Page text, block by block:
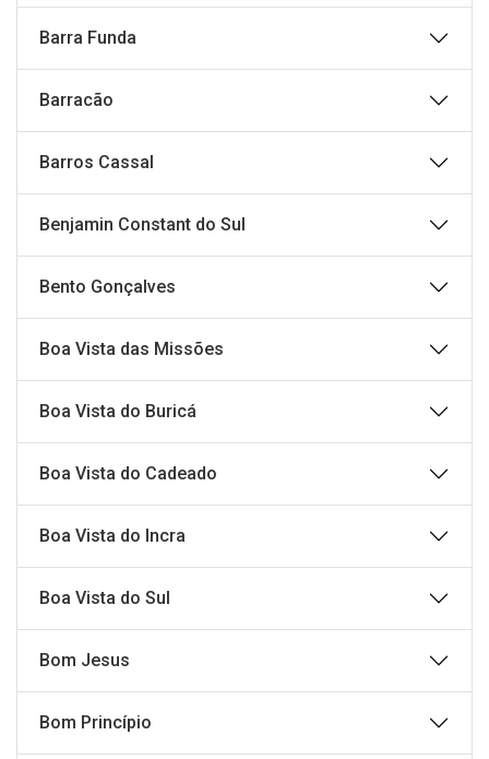
Barra Funda
Barracão
Barros Cassal
Benjamin Constant do Sul
Bento Gonçalves
Boa Vista das Missões
Boa Vista do Buricá
Boa Vista do Cadeado
Boa Vista do Incra
Boa Vista do Sul
Bom Jesus
Bom Princípio